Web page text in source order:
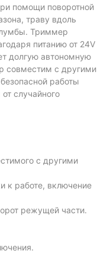
помощи поворотной
траву вдоль
Триммер
питанию от 24V
долгую автономную
совместим с другими
работы
случайного
с другими
к работе, включение
режущей части.